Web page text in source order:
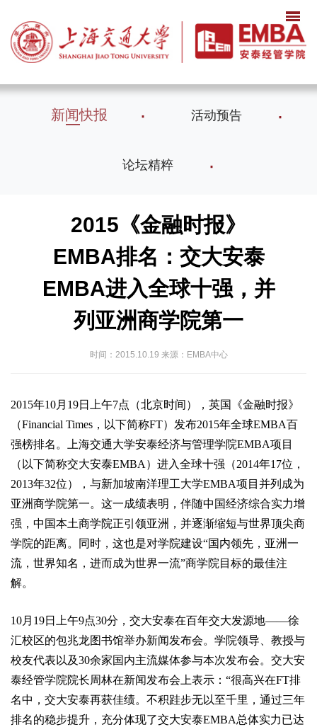
新闻快报 活动预告
论坛精粹
2015《金融时报》
EMBA排名：交大安泰
EMBA进入全球十强，并
列亚洲商学院第一
时间：2015.10.19 来源：EMBA中心
2015年10月19日上午7点（北京时间），英国《金融时报》
（Financial Times，以下简称FT）发布2015年全球EMBA百
强榜排名。上海交通大学安泰经济与管理学院EMBA项目
（以下简称交大安泰EMBA）进入全球十强（2014年17位，
2013年32位），与新加坡南洋理工大学EMBA项目并列成为
亚洲商学院第一。这一成绩表明，伴随中国经济综合实力增
强，中国本土商学院正引领亚洲，并逐渐缩短与世界顶尖商
学院的距离。同时，这也是对学院建设“国内领先，亚洲一
流，世界知名，进而成为世界一流”商学院目标的最佳注
解。
10月19日上午9点30分，交大安泰在百年交大发源地——徐
汇校区的包兆龙图书馆举办新闻发布会。学院领导、教授与
校友代表以及30余家国内主流媒体参与本次发布会。交大安
泰经管学院院长周林在新闻发布会上表示：“很高兴在FT排
名中，交大安泰再获佳绩。不积跬步无以至千里，通过三年
排名的稳步提升，充分体现了交大安泰EMBA总体实力已达